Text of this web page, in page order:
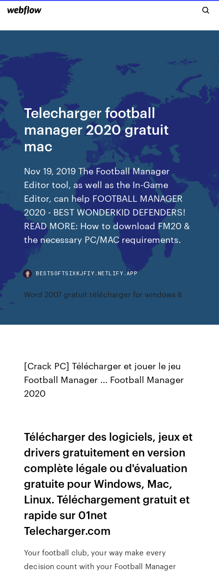
Telecharger football
manager 2020 gratuit
mac
Nov 19, 2019 The Football Manager
Editor tool, as well as the In-Game
Editor, can help FOOTBALL MANAGER
2020 - BEST WONDERKID DEFENDERS!
READ MORE: How to download FM20 &
the necessary PC/MAC requirements.
BESTSOFTSIXKJFIY.NETLIFY.APP
Word 2007 gratuit télécharger for windows 8
[Crack PC] Télécharger et jouer le jeu
Football Manager ... Football Manager
2020
Télécharger des logiciels, jeux et
drivers gratuitement en version
complète légale ou d'évaluation
gratuite pour Windows, Mac,
Linux. Téléchargement gratuit et
rapide sur 01net
Telecharger.com
Your football club, your way make every
decision count with your Football Manager